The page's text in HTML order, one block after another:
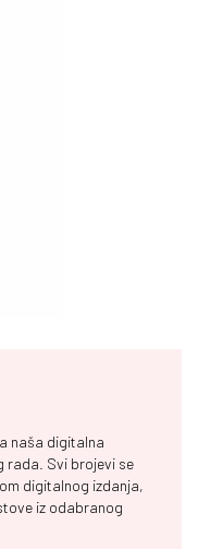
naša digitalna
rada. Svi brojevi se
digitalnog izdanja,
iz odabranog